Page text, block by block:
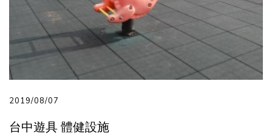
2019/08/07
台中遊具 體健設施